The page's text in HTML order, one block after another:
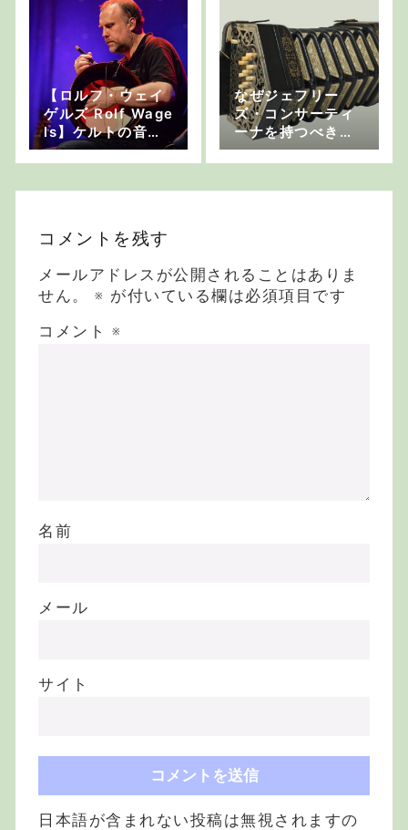
【ロルフ・ウェイ
ゲルズ Rolf Wage
ls】ケルトの音楽
家 インタビュー
なぜジェフリー
ズ・コンサーティ
ーナを持つべきな
のか
コメントを残す
メールアドレスが公開されることはありま
せん。
※ が付いている欄は必須項目です
コメント ※
名前
メール
サイト
日本語が含まれない投稿は無視されますの